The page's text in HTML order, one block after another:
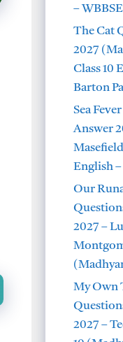
– WBBSE
The Cat
2027
Class 10
Barton
Sea
Answer
Masefield
English
Our
2027 –
My Own
2027 –